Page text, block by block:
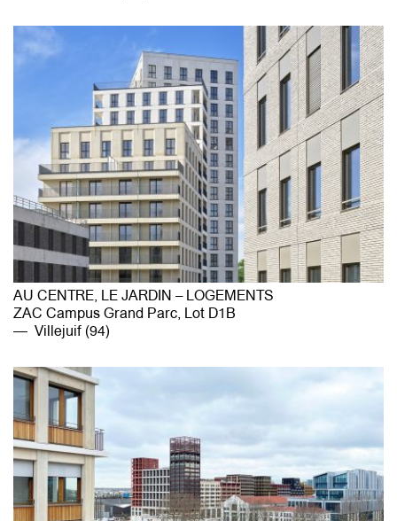
AU CENTRE, LE JARDIN – LOGEMENTS
ZAC Campus Grand Parc, Lot D1B
Villejuif (94)